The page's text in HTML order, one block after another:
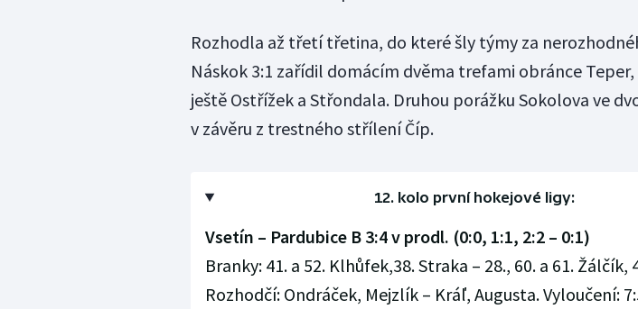
Rozhodla až třetí třetina, do které šly týmy za
Náskok 3:1 zařídil domácím dvěma trefami obránce
ještě Ostřížek a Střondala. Druhou porážku Sokolova ve
v závěru z trestného střílení Číp.
12. kolo první hokejové ligy:
Vsetín – Pardubice B 3:4 v prodl. (0:0, 1:1, 2:2 – 0:1)
Branky: 41. a 52. Klhůfek,38. Straka – 28., 60. a 61. Žálčík,
Rozhodčí: Ondráček, Mejzlík – Kráľ, Augusta. Vyloučení: